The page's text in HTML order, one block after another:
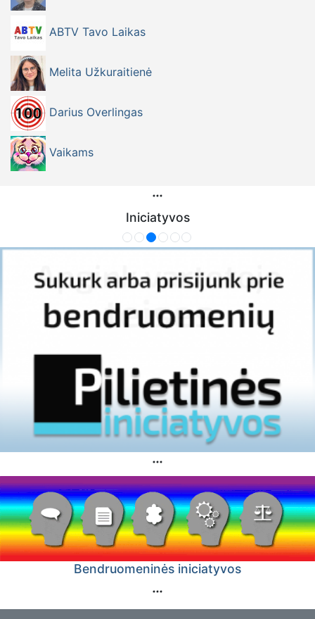
ABTV Tavo Laikas
Melita Užkuraitienė
Darius Overlingas
Vaikams
Iniciatyvos
Bendruomeninės iniciatyvos